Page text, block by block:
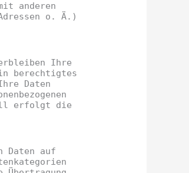
anderen
o. Ä.)
Ihre
berechtigtes
Daten
erfolgt die
Daten auf